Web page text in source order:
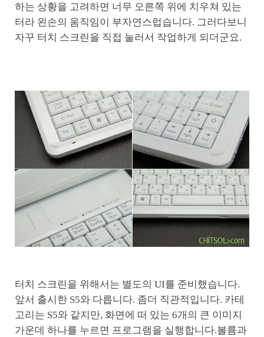
하는 상황을 고려하면 너무 오른쪽 위에 치우쳐 있는
터라 왼손의 움직임이 부자연스럽습니다. 그러다보니
자꾸 터치 스크린을 직접 눌러서 작업하게 되더군요.
터치 스크린을 위해서는 별도의 UI를 준비했습니다.
앞서 출시한 S5와 다릅니다. 좀더 직관적입니다. 카테
고리는 S5와 같지만, 화면에 떠 있는 6개의 큰 이미지
가운데 하나를 누르면 프로그램을 실행합니다.볼륨과